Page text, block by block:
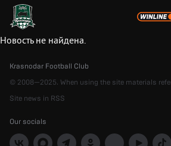
Новость не найдена.
Krasnodar Football Club
© 2008—2025. When using the site materials
Site news in RSS
Our socials